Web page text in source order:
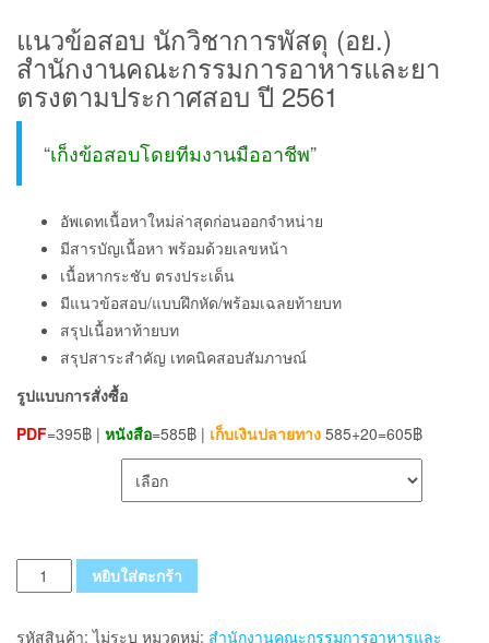
แนวข้อสอบ นักวิชาการพัสดุ (อย.)
สำนักงานคณะกรรมการอาหารและยา
ตรงตามประกาศสอบ ปี 2561
“เก็งข้อสอบโดยทีมงานมืออาชีพ”
อัพเดทเนื้อหาใหม่ล่าสุดก่อนออกจำหน่าย
มีสารบัญเนื้อหา พร้อมด้วยเลขหน้า
เนื้อหากระชับ ตรงประเด็น
มีแนวข้อสอบ/แบบฝึกหัด/พร้อมเฉลยท้ายบท
สรุปเนื้อหาท้ายบท
สรุปสาระสำคัญ เทคนิคสอบสัมภาษณ์
รูปแบบการสั่งซื้อ
PDF=395฿ | หนังสือ=585฿ | เก็บเงินปลายทาง 585+20=605฿
จำนวน
แนว
หยิบใส่ตะกร้า
รหัสสินค้า:ไม่ระบุ หมวดหมู่: สำนักงานคณะกรรมการอาหารและ